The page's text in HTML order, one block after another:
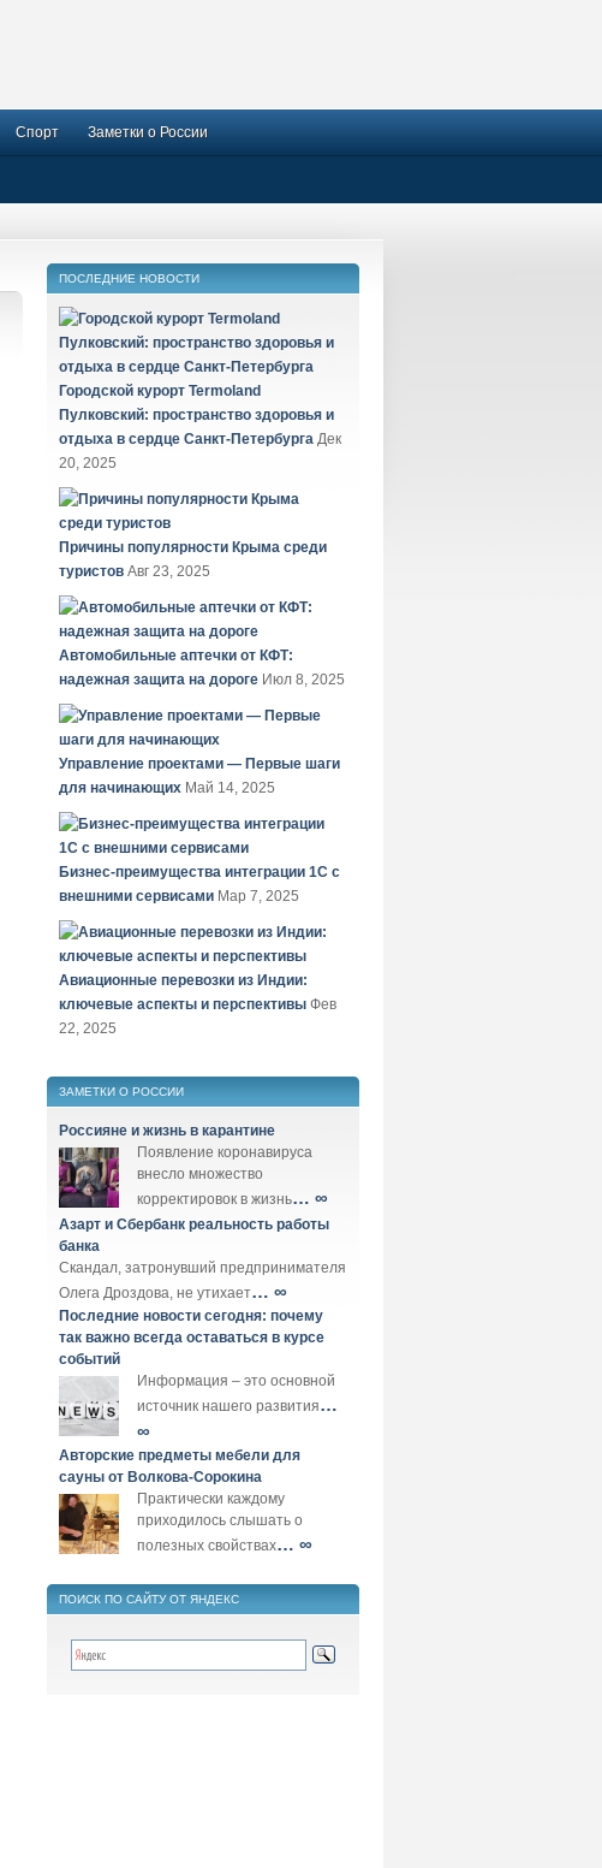
Спорт Заметки о России
ПОСЛЕДНИЕ НОВОСТИ
Городской курорт Termoland
Пулковский: пространство здоровья и
отдыха в сердце Санкт-Петербурга Дек
20, 2025
Причины популярности Крыма среди
туристов Авг 23, 2025
Автомобильные аптечки от КФТ:
надежная защита на дороге Июл 8, 2025
Управление проектами — Первые шаги
для начинающих Май 14, 2025
Бизнес-преимущества интеграции 1С с
внешними сервисами Мар 7, 2025
Авиационные перевозки из Индии:
ключевые аспекты и перспективы Фев
22, 2025
ЗАМЕТКИ О РОССИИ
Россияне и жизнь в карантине
Появление коронавируса
внесло множество
корректировок в жизнь… ∞
Азарт и Сбербанк реальность работы
банка
Скандал, затронувший предпринимателя
Олега Дроздова, не утихает… ∞
Последние новости сегодня: почему
так важно всегда оставаться в курсе
событий
Информация – это основной
источник нашего развития…
∞
Авторские предметы мебели для
сауны от Волкова-Сорокина
Практически каждому
приходилось слышать о
полезных свойствах… ∞
ПОИСК ПО САЙТУ ОТ ЯНДЕКС